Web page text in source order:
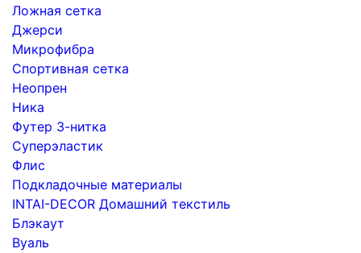
Ложная сетка
Джерси
Микрофибра
Спортивная сетка
Неопрен
Ника
Футер 3-нитка
Суперэластик
Флис
Подкладочные материалы
INTAI-DECOR Домашний текстиль
Блэкаут
Вуаль